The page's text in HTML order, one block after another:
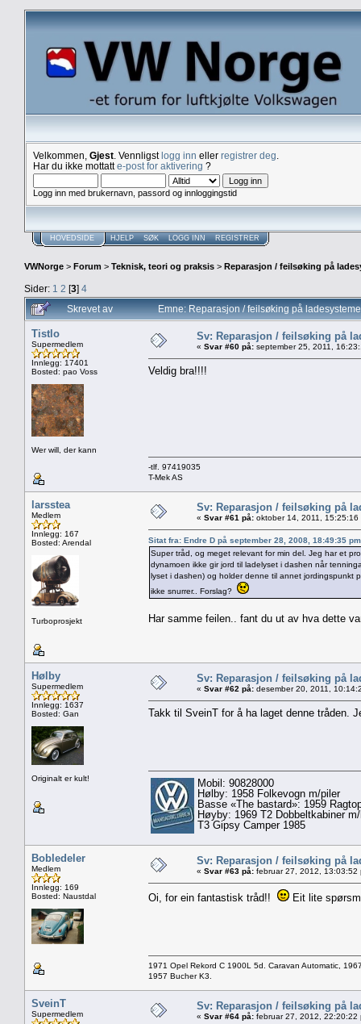
Velkommen, Gjest . Vennligstlogg inn eller registrer deg
Har du ikke mottatte-post for aktivering ?
Logg inn med brukernavn, passord og innloggingstid
HOVEDSIDE HJELP SØK LOGG INN REGISTRER
VWNorge > Forum > Teknisk, teori og praksis > Reparasjon / feilsøking på
Sider: 1 2 [3] 4
Skrevet av
Emne: Reparasjon / feilsøking på
Tistlo
Supermedlem
Innlegg: 17401
Bosted: pao Voss
Wer will, der kann
Sv: Reparasjon / feilsøking på
« Svar #60 på: september 25, 2011,
Veldig bra!!!!
-tlf. 97419035
T-Mek AS
larsstea
Medlem
Innlegg: 167
Bosted: Arendal
Turboprosjekt
Sv: Reparasjon / feilsøking på
« Svar #61 på: oktober 14, 2011, 15:25:16
Sitat fra: Endre D på september 28, 2008, 18:49:35 pm
Super tråd, og meget relevant for min del. Jeg har et
dynamoen ikke gir jord til ladelyset i dashen når
lyset i dashen) og holder denne til annet jordingspunkt
ikke snurrer.. Forslag?
Har samme feilen.. fant du ut av hva dette
Hølby
Supermedlem
Innlegg: 1637
Bosted: Gan
Originalt er kult!
Sv: Reparasjon / feilsøking på
« Svar #62 på: desember 20, 2011,
Takk til SveinT for å ha laget denne tråden.
Mobil: 90828000
Hølby: 1958 Folkevogn m/piler
Basse «The bastard»: 1959
Høyby: 1969 T2 Dobbeltkabiner
T3 Gipsy Camper 1985
Bobledeler
Medlem
Innlegg: 169
Bosted: Naustdal
Sv: Reparasjon / feilsøking på
« Svar #63 på: februar 27, 2012, 13:03:52
Oi, for ein fantastisk tråd!! Eit lite
1971 Opel Rekord C 1900L 5d. Caravan Automatic,
1957 Bucher K3.
SveinT
Supermedlem
Sv: Reparasjon / feilsøking på
« Svar #64 på: februar 27, 2012, 22:20:22